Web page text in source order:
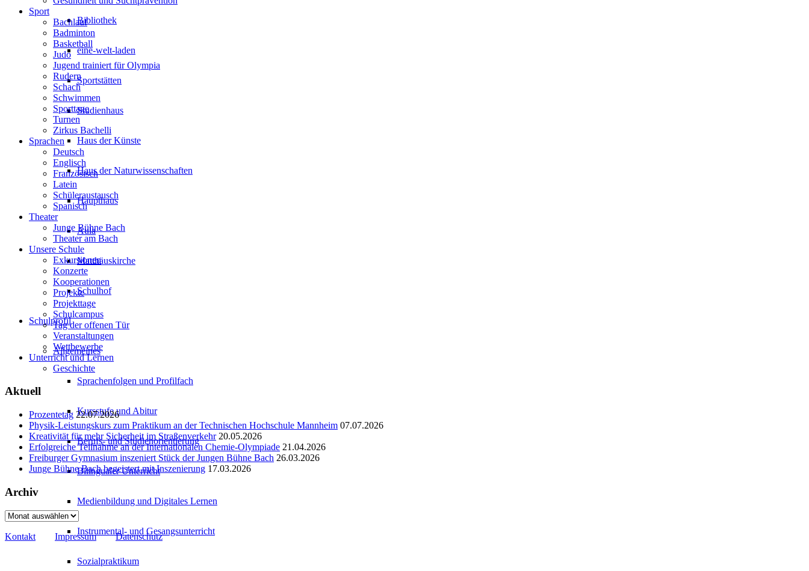
Bibliothek
eine-welt-laden
Sportstätten
Studienhaus
Haus der Künste
Haus der Naturwissenschaften
Haupthaus
Aula
Matthäuskirche
Schulhof
Schulprofil
Allgemeines
Sprachenfolgen und Profilfach
Kursstufe und Abitur
Berufs- und Studienorientierung
Bilingualer Unterricht
Medienbildung und Digitales Lernen
Instrumental- und Gesangsunterricht
Sozialpraktikum
Sport
Bachlauf
Badminton
Basketball
Judo
Jugend trainiert für Olympia
Rudern
Schach
Schwimmen
Sporttage
Turnen
Zirkus Bachelli
Sprachen
Deutsch
Englisch
Französisch
Latein
Schüleraustausch
Spanisch
Theater
Junge Bühne Bach
Theater am Bach
Unsere Schule
Exkursionen
Konzerte
Kooperationen
Projekte
Projekttage
Schulcampus
Tag der offenen Tür
Veranstaltungen
Wettbewerbe
Unterricht und Lernen
Geschichte
Aktuell
Prozentetag 22.07.2026
Physik-Leistungskurs zum Praktikum an der Technischen Hochschule Mannheim 07.07.2026
Kreativität für mehr Sicherheit im Straßenverkehr 20.05.2026
Erfolgreiche Teilnahme an der Internationalen Chemie-Olympiade 21.04.2026
Freiburger Gymnasium inszeniert Stück der Jungen Bühne Bach 26.03.2026
Junge Bühne Bach begeistert mit Inszenierung 17.03.2026
Archiv
Archiv
Kontakt Impressum Datenschutz